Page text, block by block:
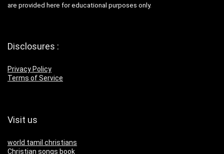
are provided here for educational purposes only.
Disclosures :
Privacy Policy
Terms of Service
Visit us
world tamil christians
Christian songs book